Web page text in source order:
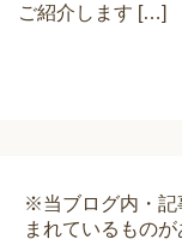
ご紹介します […]
※当ブログ内・記
まれているもの